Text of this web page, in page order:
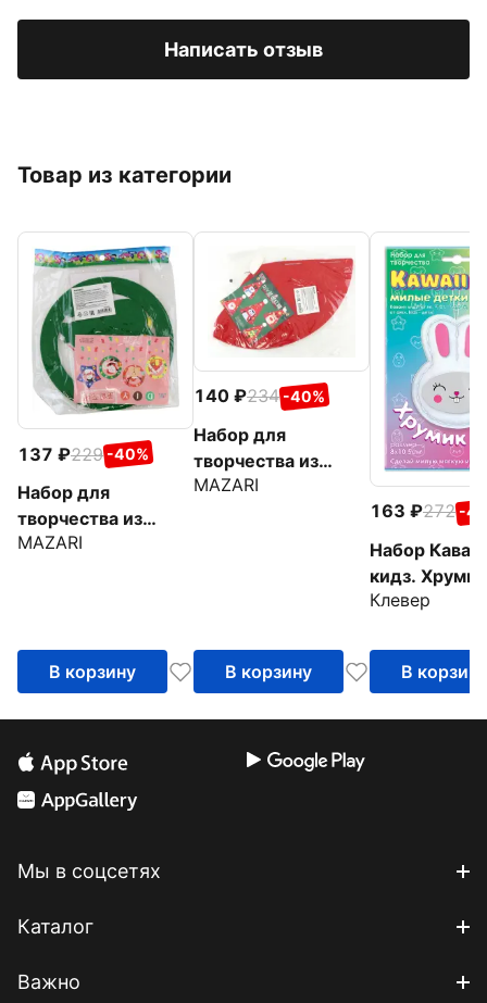
Написать отзыв
Товар из категории
137 229 -40%
Набор для
творчества из
текстиля Christmas
MAZARI
В корзину
140 234 -40%
Набор для
творчества из
текстиля Christmas
MAZARI
В корзину
163 272 -
Набор
кидз. Хрумик
Клевер
В корзину
Мы в соцсетях
Каталог
Важно